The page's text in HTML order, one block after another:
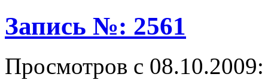
Запись №: 2561
Просмотров с 08.10.2009: